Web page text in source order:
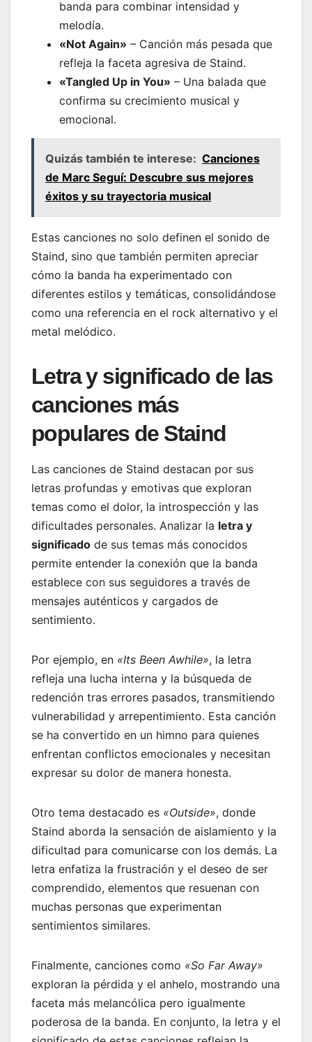
banda para combinar intensidad y
melodía.
«Not Again» – Canción más pesada que
refleja la faceta agresiva de Staind.
«Tangled Up in You» – Una balada que
confirma su crecimiento musical y
emocional.
Quizás también te interese: Canciones
de Marc Seguí: Descubre sus mejores
éxitos y su trayectoria musical
Estas canciones no solo definen el sonido de
Staind, sino que también permiten apreciar
cómo la banda ha experimentado con
diferentes estilos y temáticas, consolidándose
como una referencia en el rock alternativo y el
metal melódico.
Letra y significado de las
canciones más
populares de Staind
Las canciones de Staind destacan por sus
letras profundas y emotivas que exploran
temas como el dolor, la introspección y las
dificultades personales. Analizar la letra y
significado de sus temas más conocidos
permite entender la conexión que la banda
establece con sus seguidores a través de
mensajes auténticos y cargados de
sentimiento.
Por ejemplo, en «Its Been Awhile», la letra
refleja una lucha interna y la búsqueda de
redención tras errores pasados, transmitiendo
vulnerabilidad y arrepentimiento. Esta canción
se ha convertido en un himno para quienes
enfrentan conflictos emocionales y necesitan
expresar su dolor de manera honesta.
Otro tema destacado es «Outside», donde
Staind aborda la sensación de aislamiento y la
dificultad para comunicarse con los demás. La
letra enfatiza la frustración y el deseo de ser
comprendido, elementos que resuenan con
muchas personas que experimentan
sentimientos similares.
Finalmente, canciones como «So Far Away»
exploran la pérdida y el anhelo, mostrando una
faceta más melancólica pero igualmente
poderosa de la banda. En conjunto, la letra y el